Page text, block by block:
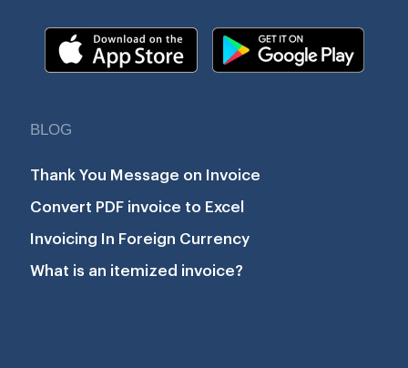
BLOG
Thank You Message on Invoice
Convert PDF invoice to Excel
Invoicing In Foreign Currency
What is an itemized invoice?